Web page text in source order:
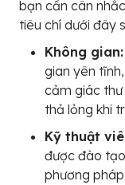
bạn cần cân
tiêu chí dưới đây
Không gian:
gian yên
cảm giác
thả lỏng khi
Kỹ thuật
được đào
phương